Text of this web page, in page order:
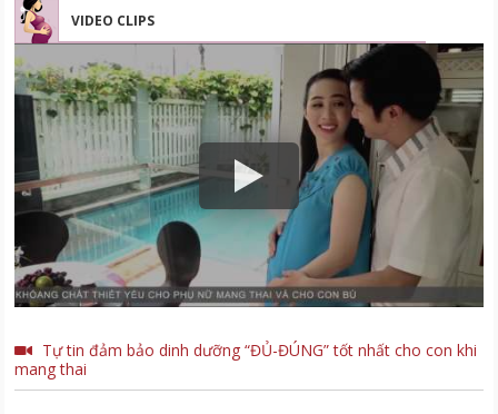
VIDEO CLIPS
Tự tin đảm bảo dinh dưỡng “ĐỦ-ĐÚNG” tốt nhất cho con khi
mang thai